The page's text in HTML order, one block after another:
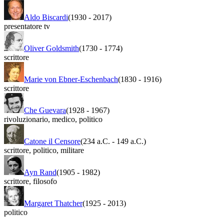
Aldo Biscardi(1930 - 2017)
presentatore tv
Oliver Goldsmith(1730 - 1774)
scrittore
Marie von Ebner-Eschenbach(1830 - 1916)
scrittore
Che Guevara(1928 - 1967)
rivoluzionario, medico, politico
Catone il Censore(234 a.C. - 149 a.C.)
scrittore, politico, militare
Ayn Rand(1905 - 1982)
scrittore, filosofo
Margaret Thatcher(1925 - 2013)
politico